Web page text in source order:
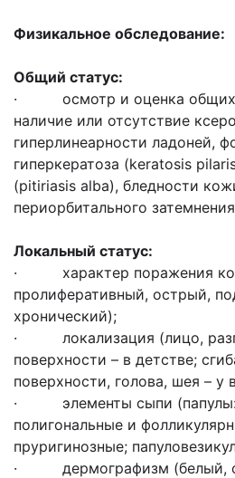
Физикальное обследование:
Общий статус:
· осмотр и оценка общих
наличие или отсутствие
гиперлинеарности ладоней,
гиперкератоза (keratosis
(pitiriasis alba), бледности
периорбитального
Локальный статус:
· характер поражения
пролиферативный, острый,
хронический);
· локализация (лицо,
поверхности – в детстве;
поверхности, голова, шея – у
· элементы сыпи (папулы:
полигональные и
пруригинозные;
· дермографизм (белый,